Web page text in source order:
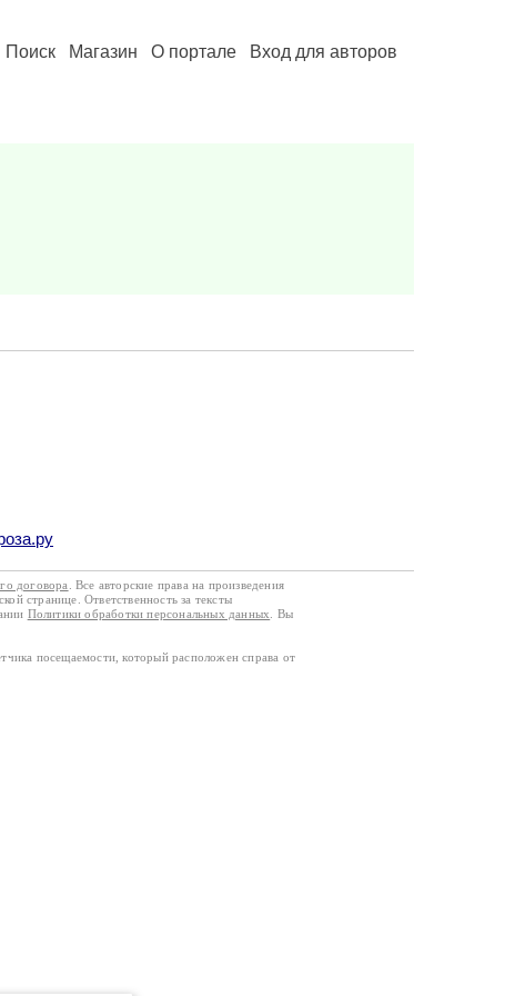
Поиск Магазин О портале Вход для авторов
договора
. Все авторские права на произведения
странице. Ответственность за тексты
Политики обработки персональных данных
. Вы
посещаемости, который расположен справа от